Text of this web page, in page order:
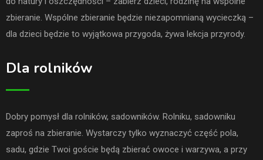
zbieranie. Wspólne zbieranie będzie niezapomnianą wycieczką –
dla dzieci będzie to wyjątkowa przygoda, żywa lekcja przyrody.
Dla rolników
Dobry pomysł dla rolników, sadowników. Rolniku, sadowniku
zaproś na zbieranie. Wystarczy tylko wyznaczyć część pola,
sadu, gdzie Twoi goście będą zbierać owoce i warzywa, a przy